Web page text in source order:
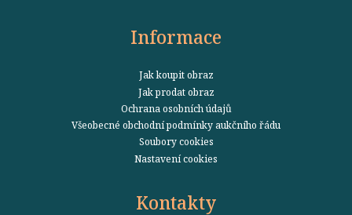
Informace
Jak koupit obraz
Jak prodat obraz
Ochrana osobních údajů
Všeobecné obchodní podmínky aukčního řádu
Soubory cookies
Nastavení cookies
Kontakty